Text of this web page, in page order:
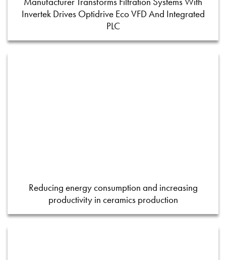
Invertek Drives Optidrive Eco VFD And Integrated
PLC
Reducing energy consumption and increasing
productivity in ceramics production